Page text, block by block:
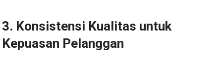
3. Konsistensi Kualitas untuk
Kepuasan Pelanggan